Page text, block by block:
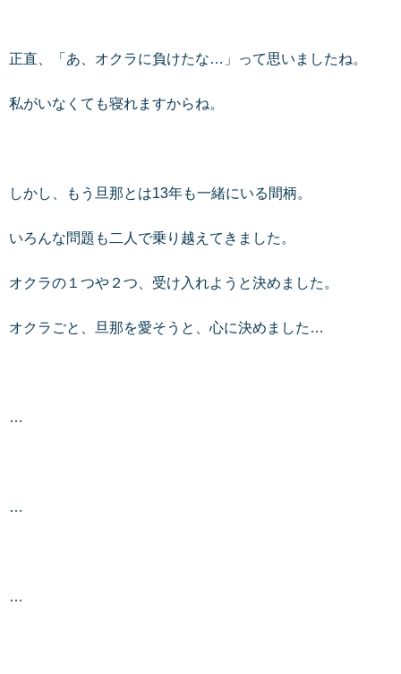
正直、「あ、オクラに負けたな…」って思いましたね。
私がいなくても寝れますからね。
しかし、もう旦那とは13年も一緒にいる間柄。
いろんな問題も二人で乗り越えてきました。
オクラの１つや２つ、受け入れようと決めました。
オクラごと、旦那を愛そうと、心に決めました…
…
…
…